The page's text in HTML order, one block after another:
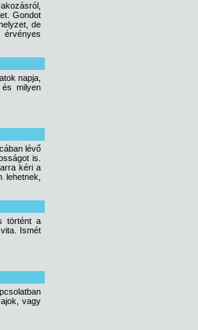
Gondot
de
érvényes
napja,
milyen
lévő
is.
kéri a
történt a
Ismét
vagy